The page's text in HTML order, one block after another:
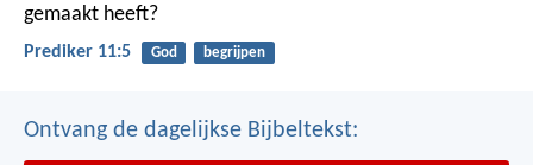
gemaakt heeft?
Prediker 11:5 God begrijpen
Ontvang de dagelijkse Bijbeltekst: